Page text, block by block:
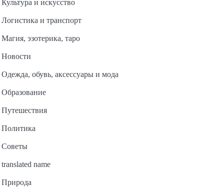
Культура и искусство
Логистика и транспорт
Магия, эзотерика, таро
Новости
Одежда, обувь, аксессуары и мода
Образование
Путешествия
Политика
Советы
translated name
Природа